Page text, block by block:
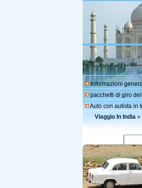
Informazioni
pacchetti di giro
Auto con autista in
Viaggio In India»